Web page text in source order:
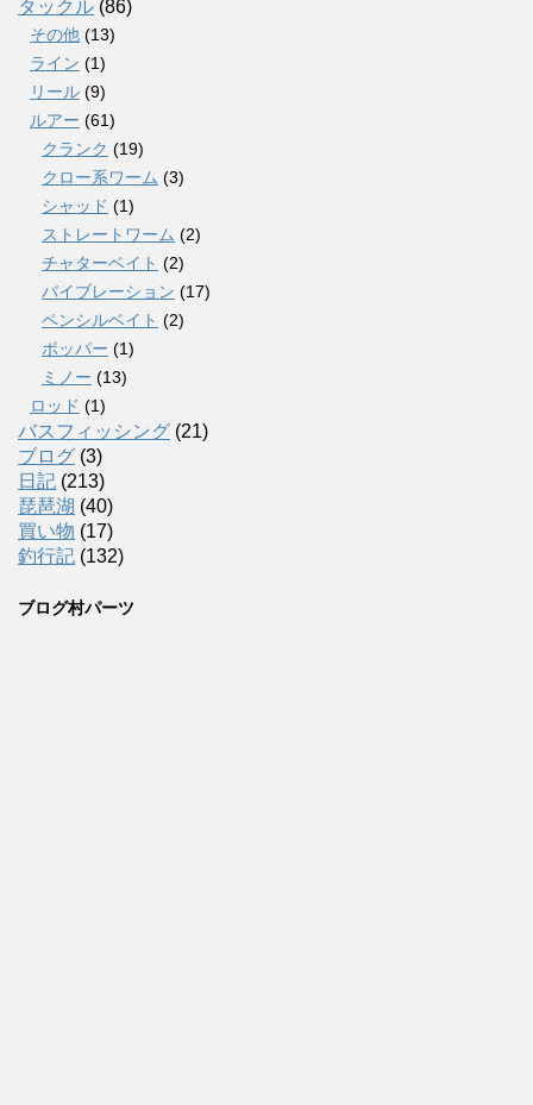
タックル (86)
その他 (13)
ライン (1)
リール (9)
ルアー (61)
クランク (19)
クロー系ワーム (3)
シャッド (1)
ストレートワーム (2)
チャターベイト (2)
バイブレーション (17)
ペンシルベイト (2)
ポッパー (1)
ミノー (13)
ロッド (1)
バスフィッシング (21)
ブログ (3)
日記 (213)
琵琶湖 (40)
買い物 (17)
釣行記 (132)
ブログ村パーツ